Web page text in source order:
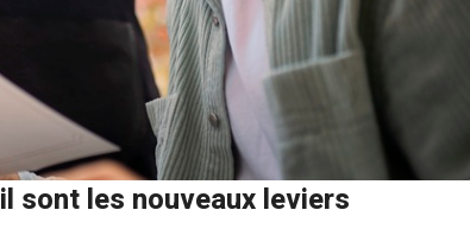
sont les nouveaux leviers